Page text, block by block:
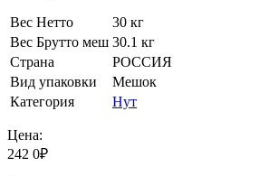
Вес Нетто
30 кг
Вес Брутто меш 30.1 кг
Страна
РОССИЯ
Вид упаковки
Мешок
Категория
Нут
Цена:
242 0₽